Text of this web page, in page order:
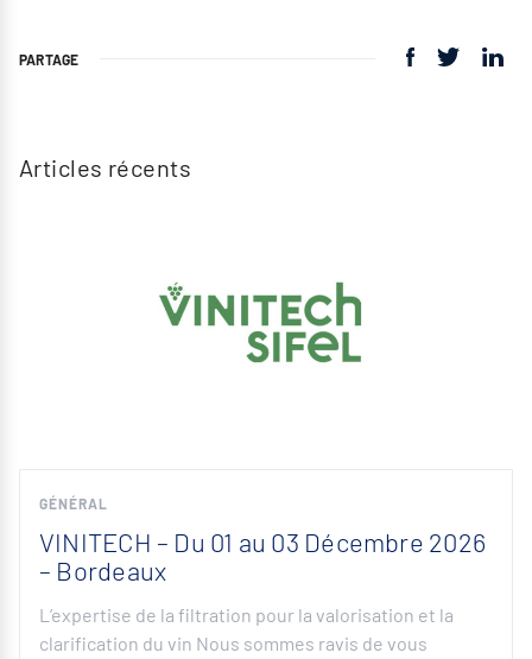
Articles récents
GÉNÉRAL
VINITECH – Du 01 au 03 Décembre 2026
– Bordeaux
L’expertise de la filtration pour la valorisation et la
clarification du vin Nous sommes ravis de vous
PARTAGE